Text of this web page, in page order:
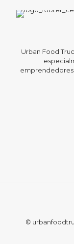
Urban Food
emprendedores
©